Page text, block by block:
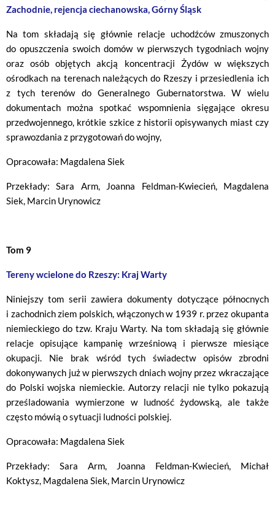
Zachodnie, rejencja ciechanowska, Górny Śląsk
Na tom składają się głównie relacje uchodźców zmuszonych
do opuszczenia swoich domów w pierwszych tygodniach wojny
oraz osób objętych akcją koncentracji Żydów w większych
ośrodkach na terenach należących do Rzeszy i przesiedlenia ich
z tych terenów do Generalnego Gubernatorstwa. W wielu
dokumentach można spotkać wspomnienia sięgające okresu
przedwojennego, krótkie szkice z historii opisywanych miast czy
sprawozdania z przygotowań do wojny,
Opracowała: Magdalena Siek
Przekłady: Sara Arm, Joanna Feldman-Kwiecień, Magdalena
Siek, Marcin Urynowicz
Tom 9
Tereny wcielone do Rzeszy: Kraj Warty
Niniejszy tom serii zawiera dokumenty dotyczące północnych
i zachodnich ziem polskich, włączonych w 1939 r. przez okupanta
niemieckiego do tzw. Kraju Warty. Na tom składają się głównie
relacje opisujące kampanię wrześniową i pierwsze miesiące
okupacji. Nie brak wśród tych świadectw opisów zbrodni
dokonywanych już w pierwszych dniach wojny przez wkraczające
do Polski wojska niemieckie. Autorzy relacji nie tylko pokazują
prześladowania wymierzone w ludność żydowską, ale także
często mówią o sytuacji ludności polskiej.
Opracowała: Magdalena Siek
Przekłady: Sara Arm, Joanna Feldman-Kwiecień, Michał
Koktysz, Magdalena Siek, Marcin Urynowicz